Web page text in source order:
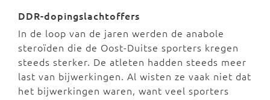
DDR-dopingslachtoffers
In de loop van de jaren werden de anabole
steroïden die de Oost-Duitse sporters kregen
steeds sterker. De atleten hadden steeds meer
last van bijwerkingen. Al wisten ze vaak niet dat
het bijwerkingen waren, want veel sporters